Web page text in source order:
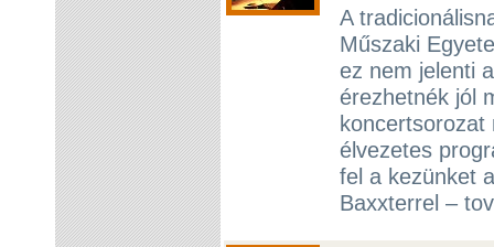
A
Műszaki
ez nem jelenti
érezhetnék jól
koncertsorozat
élvezetes
fel a kezünket
Baxxterrel –